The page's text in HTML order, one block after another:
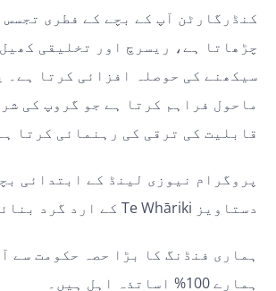
کنڈرگارٹن آپ کے بچے کے فطری تجسس
چڑھاتا ہے، ریسرچ اور تخلیقی
سیکھنے کی حوصلہ افزائی کرتا ہے۔
ماحول فراہم کرتا ہے جو گروپ کی
قابلیت کی ترقی کی رہنمائی کرتا
پروگرام نیوزی لینڈ کے ابتدائی
دستاویز Te Whāriki کے ارد گرد بنائے گئے ہیں۔
ہماری فنڈنگ کا بڑا حصہ حکومت سے
ہمارے 100% اساتذہ اہل ہیں۔